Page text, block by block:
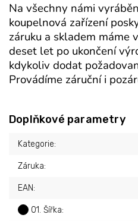
Na všechny námi
koupelnová zařízení
záruku a skladem máme
deset let po ukončení
kdykoliv dodat
Provádíme záruční i
Doplňkové parametry
Kategorie:
Záruka:
EAN:
01. Šířka: